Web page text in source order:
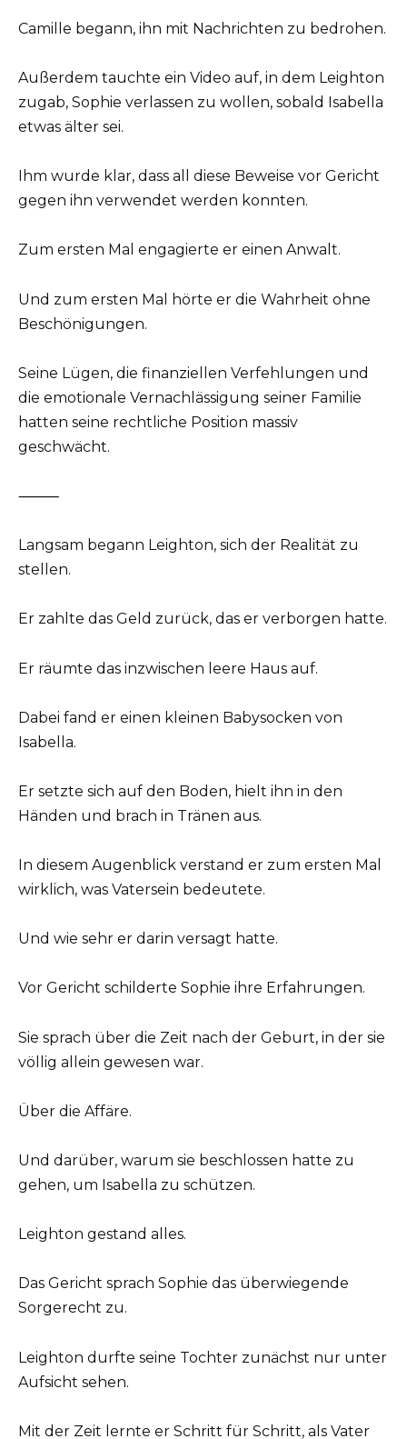
Camille begann, ihn mit Nachrichten zu bedrohen.
Außerdem tauchte ein Video auf, in dem Leighton
zugab, Sophie verlassen zu wollen, sobald Isabella
etwas älter sei.
Ihm wurde klar, dass all diese Beweise vor Gericht
gegen ihn verwendet werden konnten.
Zum ersten Mal engagierte er einen Anwalt.
Und zum ersten Mal hörte er die Wahrheit ohne
Beschönigungen.
Seine Lügen, die finanziellen Verfehlungen und
die emotionale Vernachlässigung seiner Familie
hatten seine rechtliche Position massiv
geschwächt.
⸻
Langsam begann Leighton, sich der Realität zu
stellen.
Er zahlte das Geld zurück, das er verborgen hatte.
Er räumte das inzwischen leere Haus auf.
Dabei fand er einen kleinen Babysocken von
Isabella.
Er setzte sich auf den Boden, hielt ihn in den
Händen und brach in Tränen aus.
In diesem Augenblick verstand er zum ersten Mal
wirklich, was Vatersein bedeutete.
Und wie sehr er darin versagt hatte.
Vor Gericht schilderte Sophie ihre Erfahrungen.
Sie sprach über die Zeit nach der Geburt, in der sie
völlig allein gewesen war.
Über die Affäre.
Und darüber, warum sie beschlossen hatte zu
gehen, um Isabella zu schützen.
Leighton gestand alles.
Das Gericht sprach Sophie das überwiegende
Sorgerecht zu.
Leighton durfte seine Tochter zunächst nur unter
Aufsicht sehen.
Mit der Zeit lernte er Schritt für Schritt, als Vater